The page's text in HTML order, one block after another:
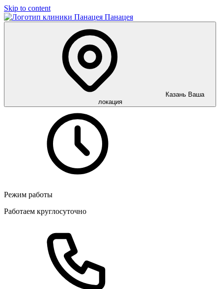
Skip to content
Панацея
Казань Ваша
локация
Режим работы
Работаем круглосуточно